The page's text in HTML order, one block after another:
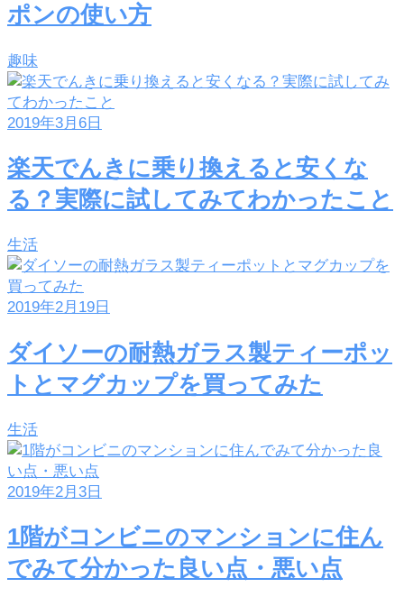
ポンの使い方
趣味
2019年3月6日
楽天でんきに乗り換えると安くな
る？実際に試してみてわかったこと
生活
2019年2月19日
ダイソーの耐熱ガラス製ティーポッ
トとマグカップを買ってみた
生活
2019年2月3日
1階がコンビニのマンションに住ん
でみて分かった良い点・悪い点